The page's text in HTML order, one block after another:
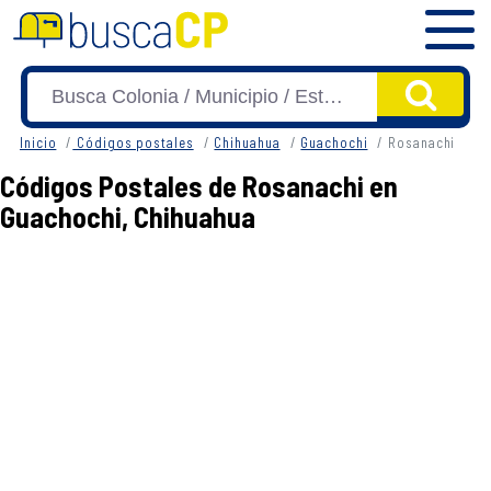
Inicio Códigos postales Chihuahua Guachochi Rosanachi
Códigos Postales de Rosanachi en
Guachochi, Chihuahua